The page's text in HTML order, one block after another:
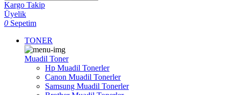
Kargo Takip
Üyelik
0 Sepetim
TONER
Muadil Toner
Hp Muadil Tonerler
Canon Muadil Tonerler
Samsung Muadil Tonerler